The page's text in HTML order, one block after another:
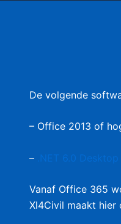
De volgende
– Office 2013 of
– .NET 6.0
Vanaf Office 365
Xl4Civil maakt hier